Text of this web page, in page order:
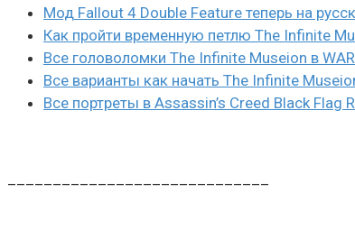
Мод Fallout 4 Double Feature теперь на
Как пройти временную петлю The Infinite
Все головоломки The Infinite Museion в
Все варианты как начать The Infinite
Все портреты в Assassin’s Creed Black Flag